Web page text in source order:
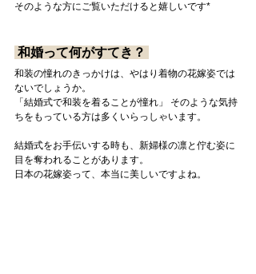
そのような方にご覧いただけると嬉しいです*
和婚って何がすてき？
和装の憧れのきっかけは、やはり着物の花嫁姿では
ないでしょうか。
「結婚式で和装を着ることが憧れ」 そのような気持
ちをもっている方は多くいらっしゃいます。
結婚式をお手伝いする時も、新婦様の凛と佇む姿に
目を奪われることがあります。
日本の花嫁姿って、本当に美しいですよね。